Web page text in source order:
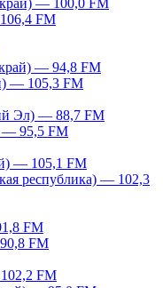
— 100,0 FM
FM
— 94,8 FM
— 105,3 FM
Эл) — 88,7 FM
— 95,5 FM
— 105,1 FM
республика) — 102,3
FM
FM
FM